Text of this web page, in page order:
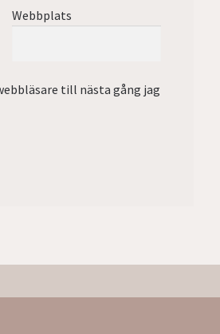
Webbplats
till nästa gång jag